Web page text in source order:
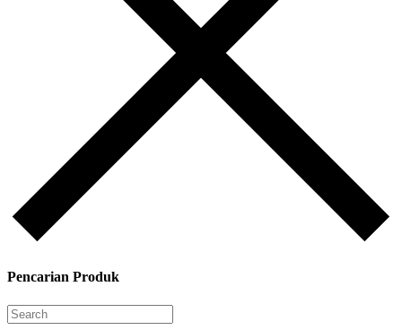
Pencarian Produk